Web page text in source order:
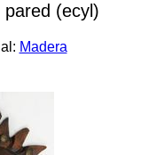
pared (ecyl)
Madera